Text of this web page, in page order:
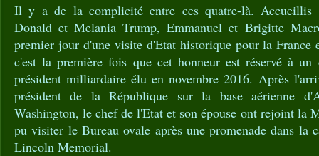
Il y a de la complicité entre ces quatre-là. Accueillis
Donald et Melania Trump, Emmanuel et Brigitte
premier jour d'une visite d'Etat historique pour la France
c'est la première fois que cet honneur est réservé à
président milliardaire élu en novembre 2016. Après
président de la République sur la base aérienne
Washington, le chef de l'Etat et son épouse ont rejoint la
pu visiter le Bureau ovale après une promenade dans la
Lincoln Memorial.